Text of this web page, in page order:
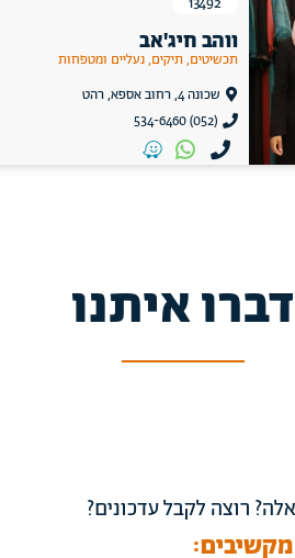
ווהב חיג'אב
תכשיטים, תיקים, נעליים ומטפחות
שכונה 4, רחוב אספא, רהט
(052) 534-6460
דברו איתנו
רוצה לקבל עדכונים?